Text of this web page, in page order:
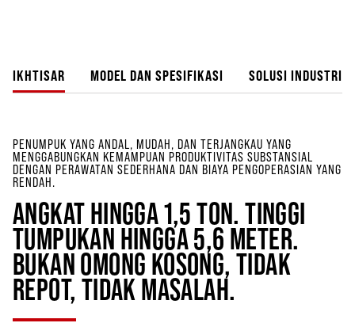
IKHTISAR MODEL DAN SPESIFIKASI SOLUSI INDUSTRI
PENUMPUK YANG ANDAL, MUDAH, DAN TERJANGKAU YANG
MENGGABUNGKAN KEMAMPUAN PRODUKTIVITAS SUBSTANSIAL
DENGAN PERAWATAN SEDERHANA DAN BIAYA PENGOPERASIAN YANG
RENDAH.
ANGKAT HINGGA 1,5 TON. TINGGI
TUMPUKAN HINGGA 5,6 METER.
BUKAN OMONG KOSONG, TIDAK
REPOT, TIDAK MASALAH.